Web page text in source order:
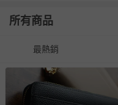
所有商品
最熱銷